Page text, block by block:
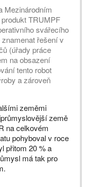
Mezinárodním
TRUMPF
svářecího
řešení v
(úřady práce
na obsazení
tento robot
a zároveň
zeměmi
země
na celkovém
pohyboval v roce
přitom 20 % a
má tak pro